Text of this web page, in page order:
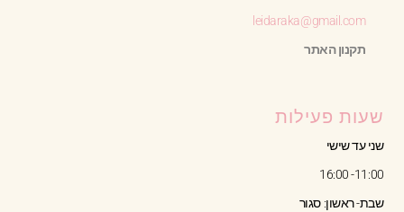
leidaraka@gmail.com
תקנון האתר
שעות פעילות
שני עד שישי
11:00- 16:00
שבת- ראשון: סגור